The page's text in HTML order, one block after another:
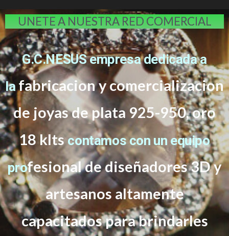
UNETE A NUESTRA RED COMERCIAL
G.C.NESUS empresa dedicada a
lafabricacion y comercializacion
de joyas de plata 925-950, oro
18 kltscontamos con un equipo
profesional de diseñadores 3D y
artesanos altamente
capacitadospara brindarles